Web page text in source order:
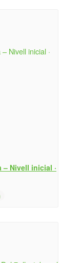
Nivell inicial ·